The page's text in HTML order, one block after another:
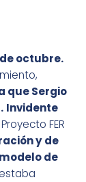
octubre.
que Sergio
Invidente
FER
y de
de